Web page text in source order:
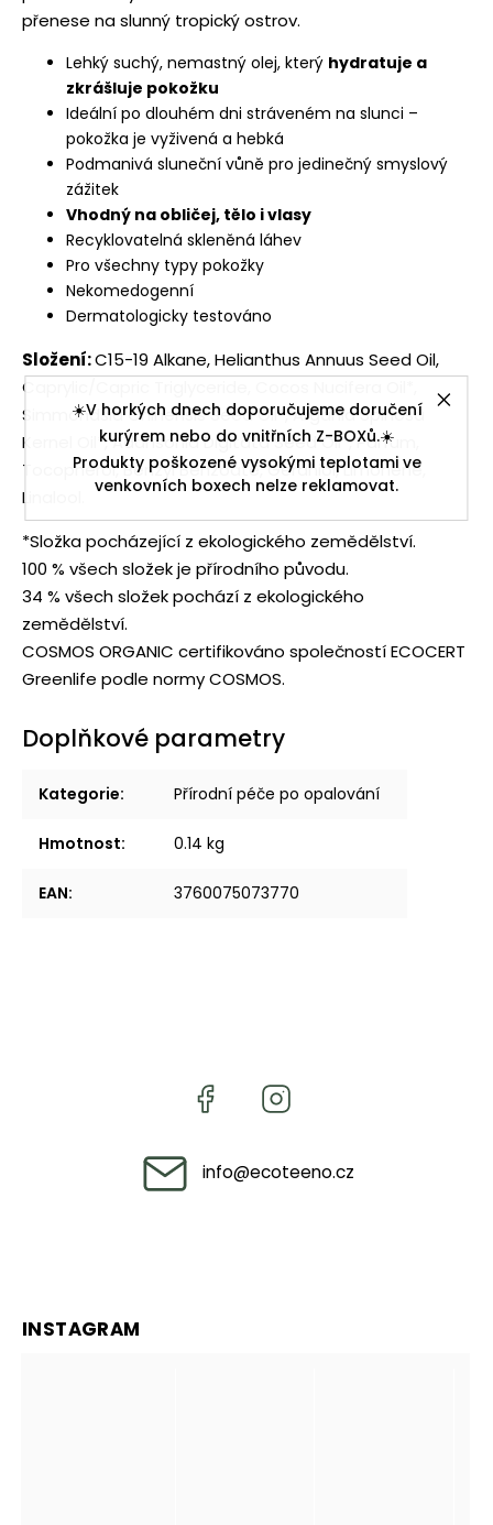
☀️V horkých dnech doporučujeme doručení
kurýrem nebo do vnitřních Z-BOXů.☀️
Produkty poškozené vysokými teplotami ve
venkovních boxech nelze reklamovat.
přenese na slunný tropický ostrov.
Lehký suchý, nemastný olej, který hydratuje a
zkrášluje pokožku
Ideální po dlouhém dni stráveném na slunci –
pokožka je vyživená a hebká
Podmanivá sluneční vůně pro jedinečný smyslový
zážitek
Vhodný na obličej, tělo i vlasy
Recyklovatelná skleněná láhev
Pro všechny typy pokožky
Nekomedogenní
Dermatologicky testováno
Složení:C15-19 Alkane, Helianthus Annuus Seed Oil,
Caprylic/Capric Triglyceride, Cocos Nucifera Oil*,
Simmondsia Chinensis Seed Oil*, Argania Spinosa
Kernel Oil*, Adansonia Digitata Seed Oil*, Parfum,
Tocopherol, Benzyl Benzoate, Geraniol, Limonene,
Linalool.
*Složka pocházející z ekologického zemědělství.
100 % všech složek je přírodního původu.
34 % všech složek pochází z ekologického
zemědělství.
COSMOS ORGANIC certifikováno společností ECOCERT
Greenlife podle normy COSMOS.
Doplňkové parametry
Kategorie: Přírodní péče po opalování
Hmotnost: 0.14 kg
EAN: 3760075073770
info@ecoteeno.cz
INSTAGRAM